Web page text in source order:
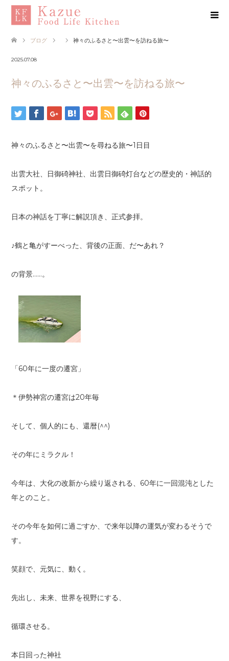
ブログ 神々のふるさと〜出雲〜を訪ねる旅〜
2025.07.08
神々のふるさと〜出雲〜を訪ねる旅〜
神々のふるさと〜出雲〜を尋ねる旅〜1日目
出雲大社、日御碕神社、出雲日御碕灯台などの歴史的・神話的
スポット。
日本の神話を丁寧に解説頂き、正式参拝。
♪鶴と亀がすーべった、背後の正面、だ〜あれ？
の背景……。
「60年に一度の遷宮」
＊伊勢神宮の遷宮は20年毎
そして、個人的にも、還暦(^^)
その年にミラクル！
今年は、大化の改新から繰り返される、60年に一回混沌とした
年とのこと。
その今年を如何に過ごすか、で来年以降の運気が変わるそうで
す。
笑顔で、元気に、動く。
先出し、未来、世界を視野にする、
循環させる。
本日回った神社